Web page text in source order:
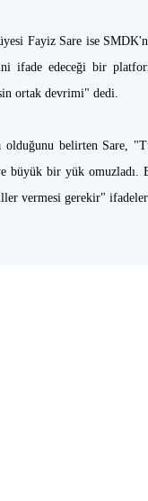
Fayiz Sare ise
ifade edeceği bir
ortak devrimi" dedi.
olduğunu belirten Sare,
büyük bir yük omuzladı.
vermesi gerekir"